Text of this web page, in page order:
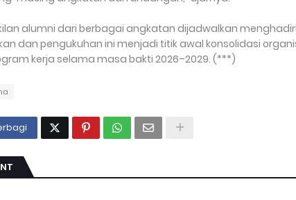
alumni dari berbagai angkatan dijadwalkan
dan pengukuhan ini menjadi titik awal konsolidasi
kerja selama masa bakti 2026–2029. (***)